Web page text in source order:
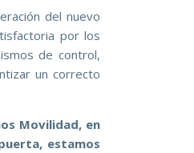
del nuevo
por los
de control,
un correcto
Movilidad, en
estamos